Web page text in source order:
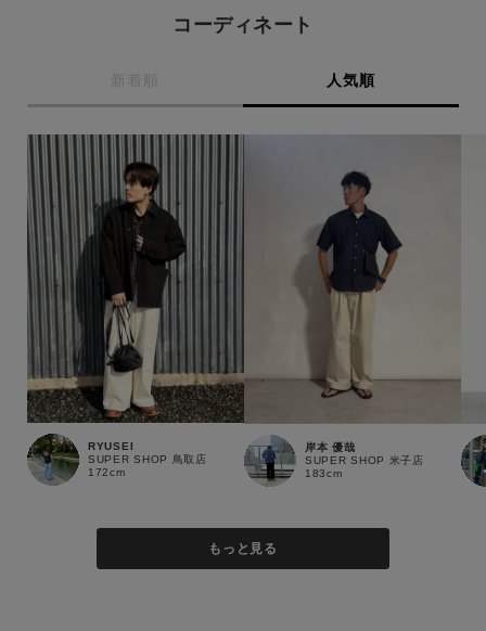
この条件で絞り込む
コーディネート
新着順 人気順
RYUSEI
SUPER SHOP 鳥取店
172cm
岸本 優哉
SUPER SHOP 米子店
183cm
もっと見る